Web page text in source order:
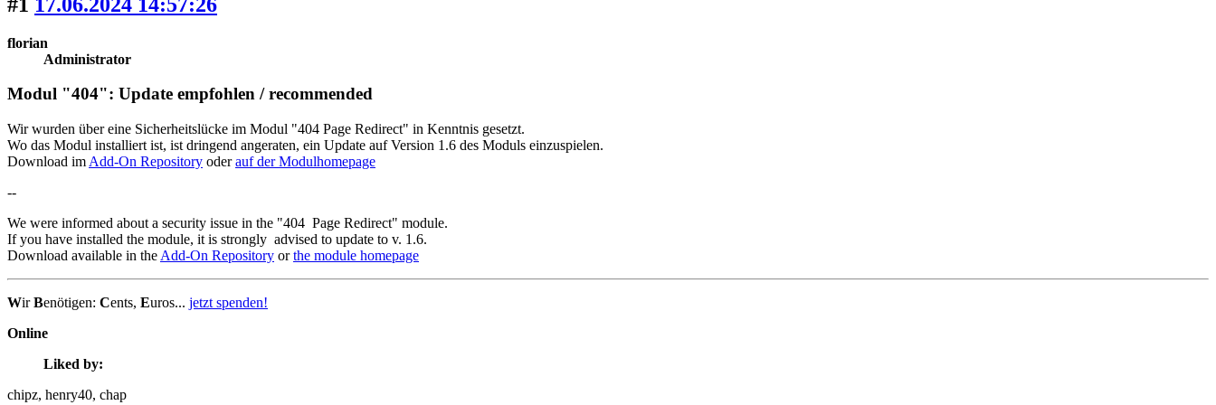
florian
Administrator
Modul "404": Update empfohlen / recommended
Wir wurden über eine Sicherheitslücke im Modul "404 Page Redirect" in Kenntnis gesetzt.
Wo das Modul installiert ist, ist dringend angeraten, ein Update auf Version 1.6 des Moduls einzuspielen.
Download im Add-On Repository oderauf der Modulhomepage
--
We were informed about a security issue in the "404 Page Redirect" module.
If you have installed the module, it is strongly advised to update to v. 1.6.
Download available in the Add-On Repository orthe module homepage
WirBenötigen: Cents, Euros... jetzt spenden!
Online
Liked by:
chipz, henry40, chap